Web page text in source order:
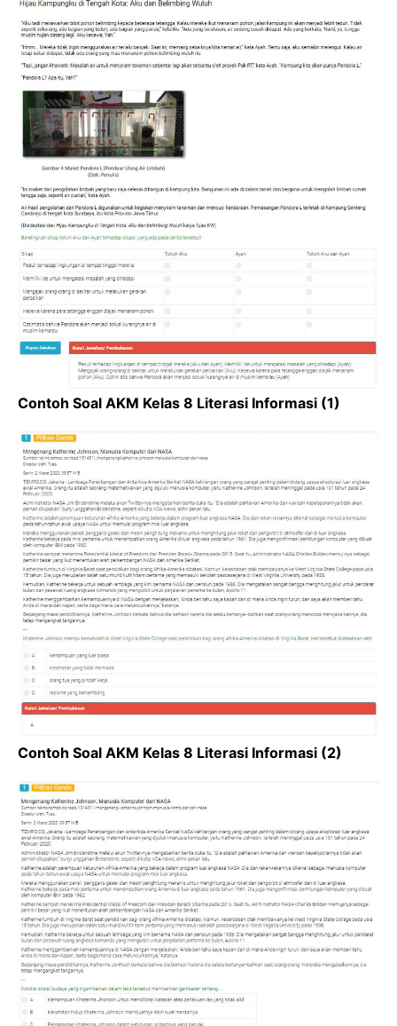
Contoh Soal AKM Kelas 8 Literasi Informasi (1)
Contoh Soal AKM Kelas 8 Literasi Informasi (2)